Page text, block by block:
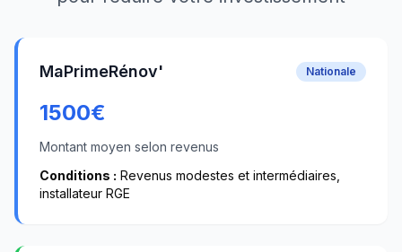
MaPrimeRénov' Nationale
1500€
Montant moyen selon revenus
Conditions : Revenus modestes et intermédiaires,
installateur RGE